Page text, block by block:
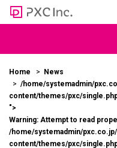
Home
News
/home/systemadmin/
content/themes/pxc/
">
Warning: Attempt to read
/home/systemadmin/
content/themes/pxc/